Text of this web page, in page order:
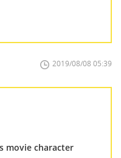
2019/08/08 05:39
movie character